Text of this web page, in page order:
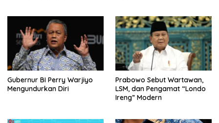
Gubernur BI Perry Warjiyo
Mengundurkan Diri
Prabowo Sebut Wartawan,
LSM, dan Pengamat “Londo
Ireng” Modern